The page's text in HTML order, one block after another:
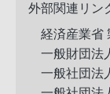
外部関連リン
経済産業省
一般財団法
一般社団法